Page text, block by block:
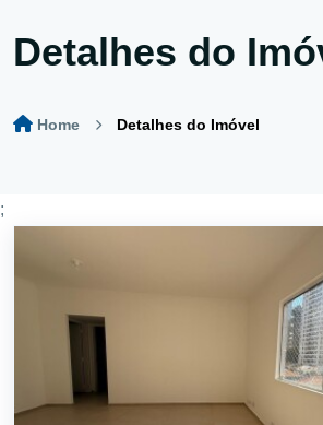
Detalhes do
Home Detalhes do Imóvel
;